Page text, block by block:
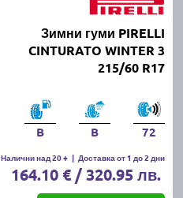
Зимни гуми PIRELLI
CINTURATO WINTER 3
215/60 R17
B B 72
Налични над 20 + | Доставка от 1 до 2 дни
164.10 € / 320.95 лв.